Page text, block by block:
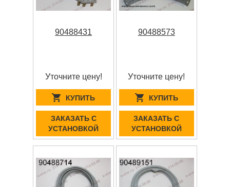
90488431
Уточните цену!
КУПИТЬ
ЗАКАЗАТЬ С
УСТАНОВКОЙ
90488573
Уточните цену!
КУПИТЬ
ЗАКАЗАТЬ С
УСТАНОВКОЙ